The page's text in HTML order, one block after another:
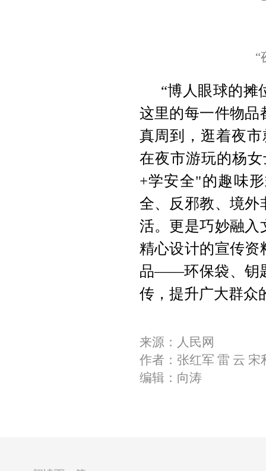
“
“博人眼球的摊
这里的每一件物品
真周到，逛着夜
在夜市游玩的杨
+学安全"的趣味
全、反邪教、境外
活。更是巧妙融入
精心设计的宣传资
品——环保袋、钥
传，提升广大群众
来源：人民网
作者：张红军 雷 云 宋
编辑：向涛